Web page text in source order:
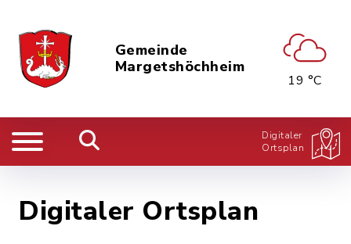
Gemeinde
Margetshöchheim
19 °C
Digitaler
Ortsplan
Digitaler Ortsplan